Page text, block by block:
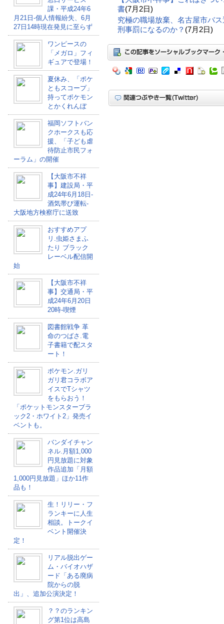
課・平成24年6
月21日-個人情報紛失、6月
27日14時現在発見に至らず
ワンピースの
「メガロ」フィ
ギュアで登場！
夏休み、「ポケ
ともスコープ」
持ってポケモン
とかくれんぼ
福岡ソフトバン
クホークスも応
援、「子ども虐
待防止市民フォ
ーラム」の開催
【大阪市不祥
事】建設局・平
成24年6月18日-
酒気帯び運転-
大阪地方検察庁に送致
おすすめアプ
リ.虫姫さまふ
たり ブラック
レーベル配信開
始
【大阪市不祥
事】交通局・平
成24年6月20日
20時-喫煙
図書館戦争 革
命のつばさ.電
子書籍で配スタ
ート！
ポケモン.ガリ
ガリ君コラボア
イスでTシャツ
をもらおう！
「ポケットモンスターブラ
ック2・ホワイト2」発売イ
ベントも。
バンダイチャン
ネル.月額1,000
円見放題に対象
作品追加「月額
1,000円見放題」ほか11作
品も！
生！リリー・フ
ランキーに人生
相談。トークイ
ベント開催決
定！
リアル脱出ゲー
ム・バイオハザ
ード「ある廃病
院からの脱
出」、追加公演決定！
？？のランキン
グ第1位は高島
書(7月2日)
究極の職場放棄、名古屋市バ
刑事罰になるのか？ (7月2日)